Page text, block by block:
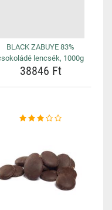
BLACK ZABUYE 83%
lencsék, 1000g
38846 Ft